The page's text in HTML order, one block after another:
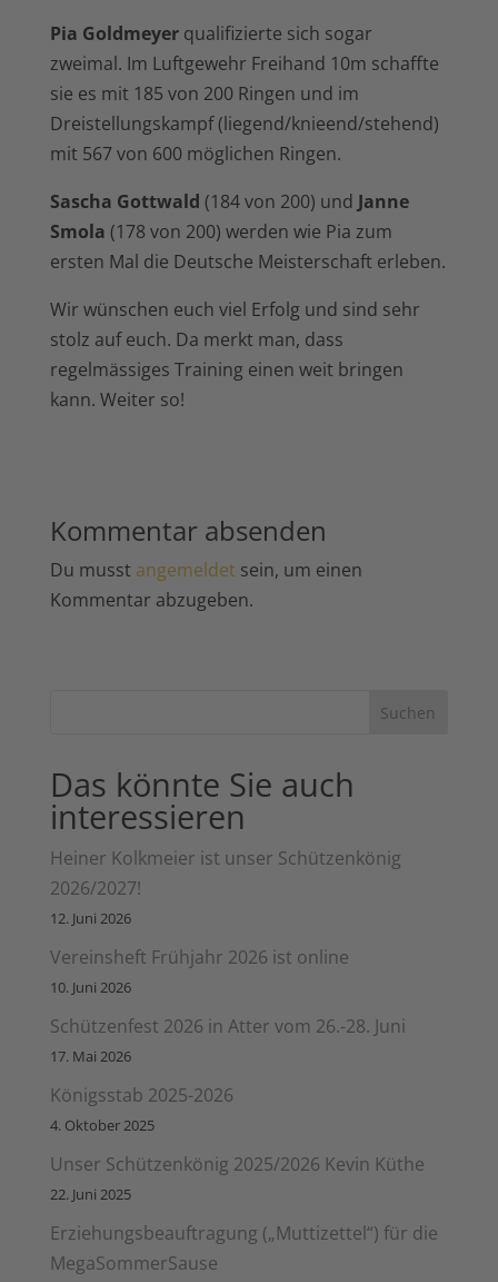
Pia Goldmeyerqualifizierte sich sogar
zweimal. Im Luftgewehr Freihand 10m schaffte
sie es mit 185 von 200 Ringen und im
Dreistellungskampf (liegend/knieend/stehend)
mit 567 von 600 möglichen Ringen.
Sascha Gottwald (184 von 200) und Janne
Smola (178 von 200) werden wie Pia zum
ersten Mal die Deutsche Meisterschaft erleben.
Wir wünschen euch viel Erfolg und sind sehr
stolz auf euch. Da merkt man, dass
regelmässiges Training einen weit bringen
kann. Weiter so!
Kommentar absenden
Du musst angemeldet sein, um einen
Kommentar abzugeben.
Suchen
Das könnte Sie auch
interessieren
Heiner Kolkmeier ist unser Schützenkönig
2026/2027!
12. Juni 2026
Vereinsheft Frühjahr 2026 ist online
10. Juni 2026
Schützenfest 2026 in Atter vom 26.-28. Juni
17. Mai 2026
Königsstab 2025-2026
4. Oktober 2025
Unser Schützenkönig 2025/2026 Kevin Küthe
22. Juni 2025
Erziehungsbeauftragung („Muttizettel“) für die
MegaSommerSause